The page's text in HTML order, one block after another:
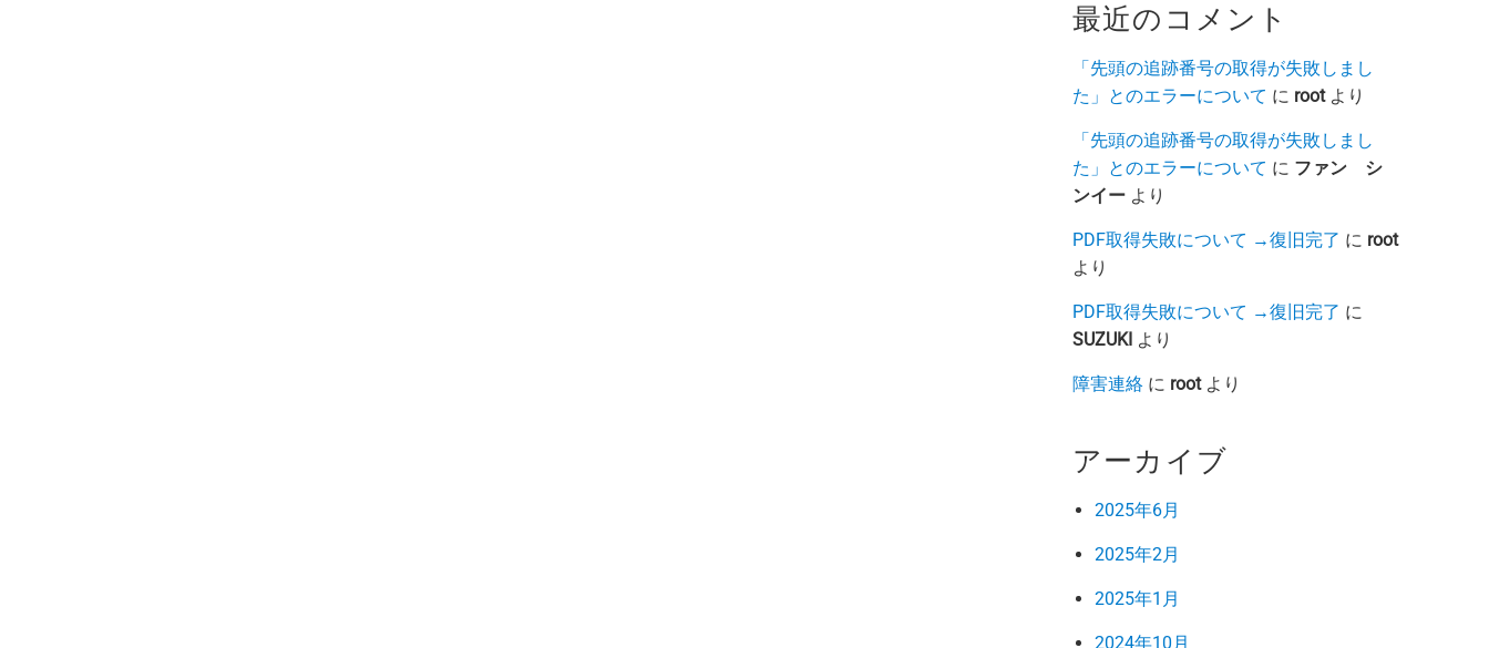
最近のコメント
「先頭の追跡番号の取得が失敗しまし
た」とのエラーについて に rootより
「先頭の追跡番号の取得が失敗しまし
た」とのエラーについて に ファン シ
ンイーより
PDF取得失敗について →復旧完了 に root
より
PDF取得失敗について →復旧完了 に
SUZUKIより
障害連絡に rootより
アーカイブ
2025年6月
2025年2月
2025年1月
2024年10月